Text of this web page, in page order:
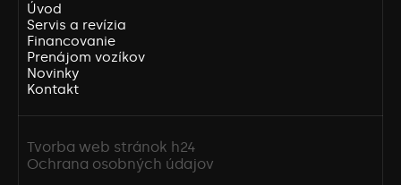
Úvod
Servis a revízia
Financovanie
Prenájom vozíkov
Novinky
Kontakt
Tvorba web stránok h24
Ochrana osobných údajov